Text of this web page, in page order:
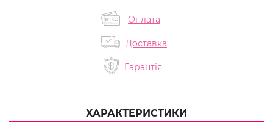
Оплата
Доставка
Гарантія
ХАРАКТЕРИСТИКИ